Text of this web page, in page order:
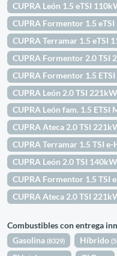
CUPRA León 1.5 eTSI
CUPRA Formentor 1.5
CUPRA Terramar 1.5 eTSI
CUPRA Formentor 2.0 TSI
CUPRA Formentor 1.5
CUPRA León 2.0 TSI
CUPRA León fam. 1.5
CUPRA Ateca 2.0 TSI
CUPRA Terramar 1.5 TSI
CUPRA León 2.0 TSI
CUPRA Formentor 1.5 TSI
CUPRA Ateca 2.0 TSI
Combustibles con entrega
Gasolina(8329) Híbrido